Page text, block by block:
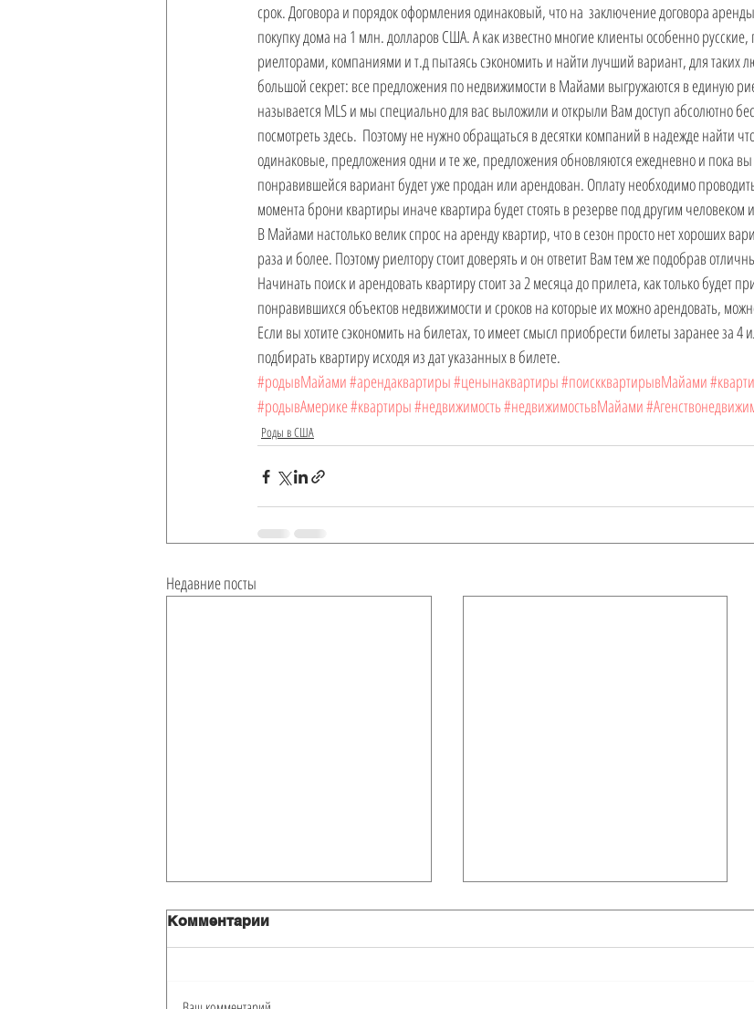
срок. Договора и порядок оформления одинаковый, что на  заключение договора
покупку дома на 1 млн. долларов США. А как известно многие клиенты особенно
риелторами, компаниями и т.д пытаясь сэкономить и найти лучший вариант, для таких
большой секрет: все предложения по недвижимости в Майами выгружаются в единую
называется MLS и мы специально для вас выложили и открыли Вам доступ абсолютно
посмотреть здесь.  Поэтому не нужно обращаться в десятки компаний в надежде найти
одинаковые, предложения одни и те же, предложения обновляются ежедневно и пока
понравившейся вариант будет уже продан или арендован. Оплату необходимо
момента брони квартиры иначе квартира будет стоять в резерве под другим
В Майами настолько велик спрос на аренду квартир, что в сезон просто нет хороших
раза и более. Поэтому риелтору стоит доверять и он ответит Вам тем же подобрав
Начинать поиск и арендовать квартиру стоит за 2 месяца до прилета, как только будет
понравившихся объектов недвижимости и сроков на которые их можно арендовать,
Если вы хотите сэкономить на билетах, то имеет смысл приобрести билеты заранее за 4
подбирать квартиру исходя из дат указанных в билете.
#родывМайами#арендаквартиры#ценынаквартиры#поискквартирывМайами
#родывАмерике#квартиры#недвижимость#недвижимостьвМайами
Роды в США
Недавние посты
Комментарии